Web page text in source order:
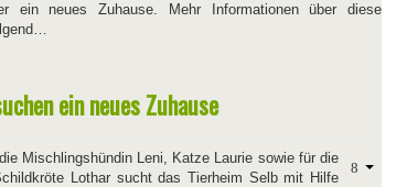
ein neues Zuhause. Mehr Informationen über diese
ein neues Zuhause
Mischlingshündin Leni, Katze Laurie sowie für die
Lothar sucht das Tierheim Selb mit Hilfe